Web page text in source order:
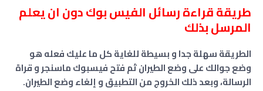
طريقة قراءة رسائل الفيس بوك دون ان يعلم
المرسل بذلك
الطريقة سهلة جدا و بسيطة للغاية كل ما عليك فعله هو
وضع جوالك على وضع الطيران ثم فتح فيسبوك ماسنجر و قراة
الرسالة، وبعد ذلك الخروج من التطبيق و إلغاء وضع الطيران.